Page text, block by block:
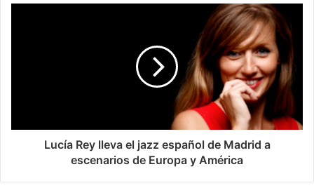
Lucía Rey lleva el jazz español de Madrid a
escenarios de Europa y América